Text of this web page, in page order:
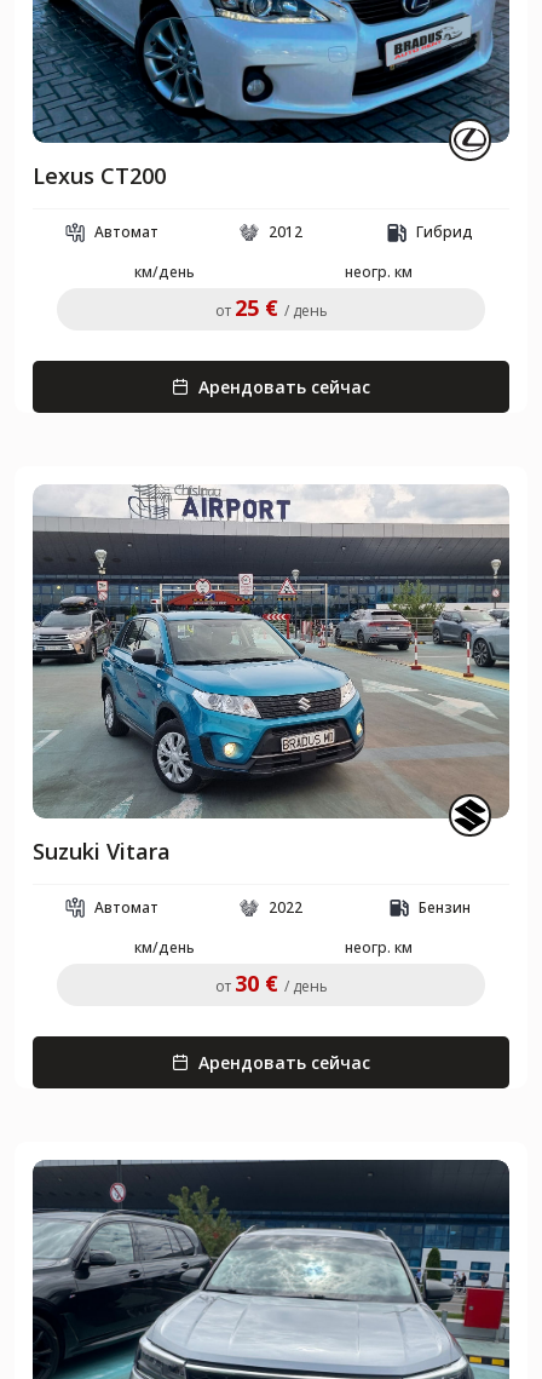
Lexus CT200
Автомат 2012
Гибрид
км/день
неогр. км
от 25 € / день
Арендовать сейчас
Suzuki Vitara
Автомат 2022
Бензин
км/день
неогр. км
от 30 € / день
Арендовать сейчас